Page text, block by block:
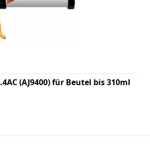
(AJ9400) für Beutel bis 310ml